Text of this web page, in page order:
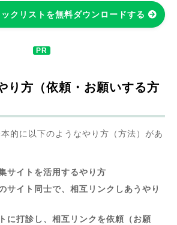
クリストを無料ダウンロードする
り方（依頼・お願いする方
的に以下のようなやり方（方法）があ
サイトを活用するやり方
サイト同士で、相互リンクしあうやり
に打診し、相互リンクを依頼（お願